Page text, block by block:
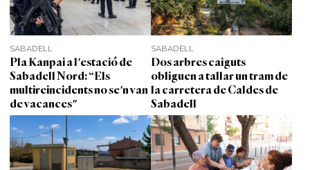
SABADELL
Pla Kanpai a l'estació de
Sabadell Nord: “Els
multireincidents no se'n van
de vacances"
SABADELL
Dos arbres caiguts
obliguen a tallar un tram de
la carretera de Caldes de
Sabadell